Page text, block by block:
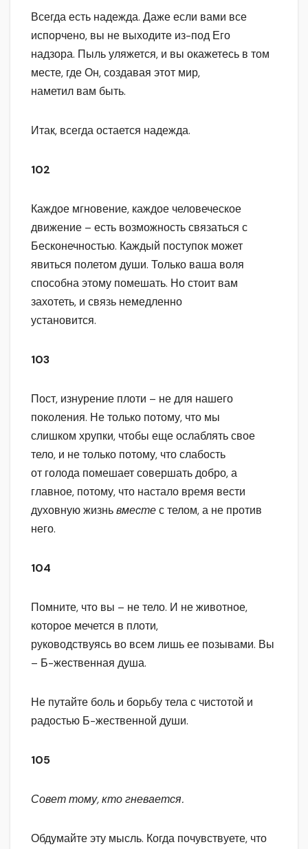
Всегда есть надежда. Даже если вами все
испорчено, вы не выходите из-под Его
надзора. Пыль уляжется, и вы окажетесь в том
месте, где Он, создавая этот мир,
наметил вам быть.
Итак, всегда остается надежда.
102
Каждое мгновение, каждое человеческое
движение – есть возможность связаться с
Бесконечностью. Каждый поступок может
явиться полетом души. Только ваша воля
способна этому помешать. Но стоит вам
захотеть, и связь немедленно
установится.
103
Пост, изнурение плоти – не для нашего
поколения. Не только потому, что мы
слишком хрупки, чтобы еще ослаблять свое
тело, и не только потому, что слабость
от голода помешает совершать добро, а
главное, потому, что настало время вести
духовную жизньвместес телом, а не против
него.
104
Помните, что вы – не тело. И не животное,
которое мечется в плоти,
руководствуясь во всем лишь ее позывами. Вы
– Б-жественная душа.
Не путайте боль и борьбу тела с чистотой и
радостью Б-жественной души.
105
Совет тому, кто гневается.
Обдумайте эту мысль. Когда почувствуете, что